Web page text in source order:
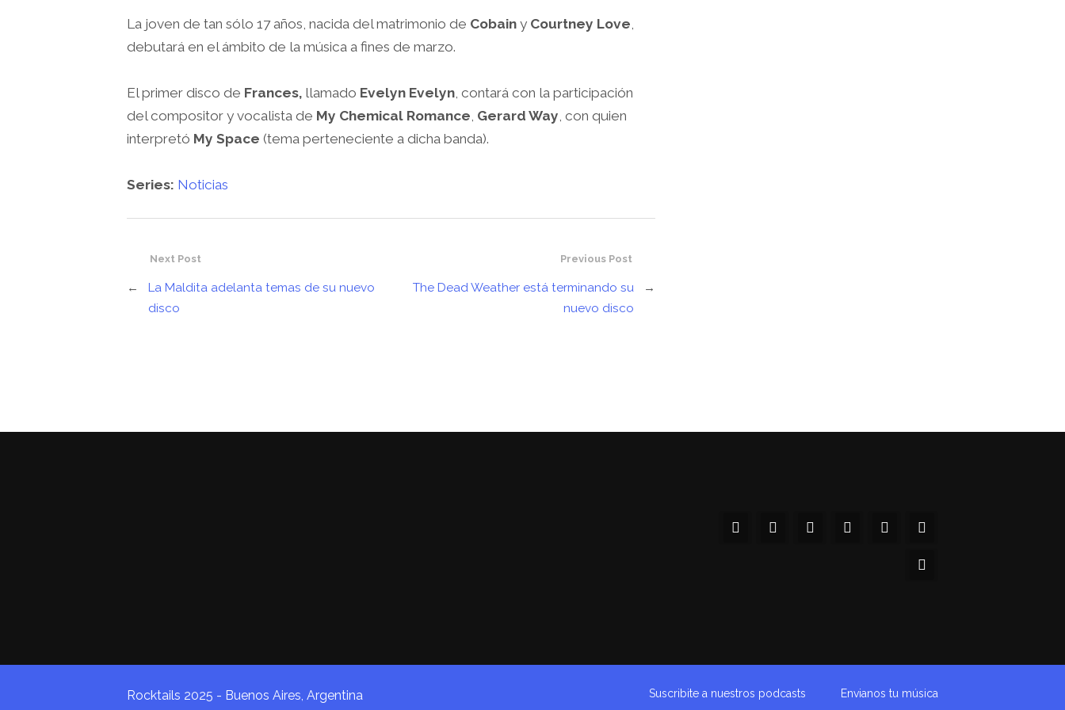
La joven de tan sólo 17 años, nacida del matrimonio de Cobain y Courtney Love
debutará en el ámbito de la música a fines de marzo.
El primer disco de Frances, llamado Evelyn Evelyn , contará con la participación
del compositor y vocalista de My Chemical Romance Gerard Way , con quien
interpretó My Space (tema perteneciente a dicha banda).
Series: Noticias
Previous Post
The Dead Weather está terminando su
nuevo disco
→
Next Post
←
La Maldita adelanta temas de su nuevo
disco
Rocktails 2025 - Buenos Aires, Argentina Suscribite a nuestros podcasts Envianos tu música